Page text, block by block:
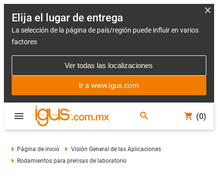
Elija el lugar de entrega
La selección de la página de país/región puede influir en varios
factores
Ver todas las localizaciones
Ir a www.igus.com
(0)
Página de inicio
Visión General de las Aplicaciones
Rodamientos para prensas de laboratorio